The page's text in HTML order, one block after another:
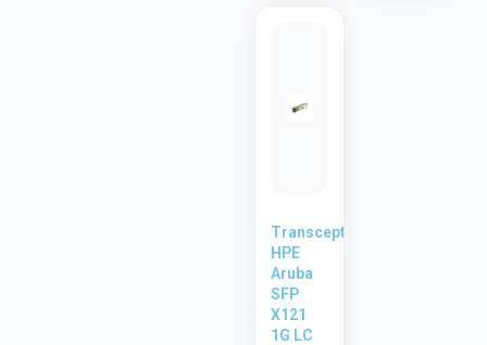
Transceptor
HPE
Aruba
SFP
X121
1G LC